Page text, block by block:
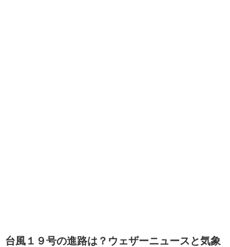
台風１９号の進路は？ウェザーニュースと気象